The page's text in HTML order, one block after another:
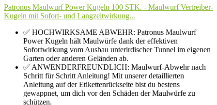
Patronus Maulwurf Power Kugeln 100 STK. - Maulwurf Vertreiber-
Kugeln mit Sofort- und Langzeitwirkung...
✅ HOCHWIRKSAME ABWEHR: Patronus Maulwurf
Power Kugeln hält Maulwürfe dank der effektiven
Sofortwirkung vom Ausbau unterirdischer Tunnel im eigenen
Garten oder anderen Geländen ab.
✅ ANWENDERFREUNDLICH: Maulwurf-Abwehr nach
Schritt für Schritt Anleitung! Mit unserer detaillierten
Anleitung auf der Etikettenrückseite bist du bestens
gewappnet, um dich vor den Schäden der Maulwürfe zu
schützen.